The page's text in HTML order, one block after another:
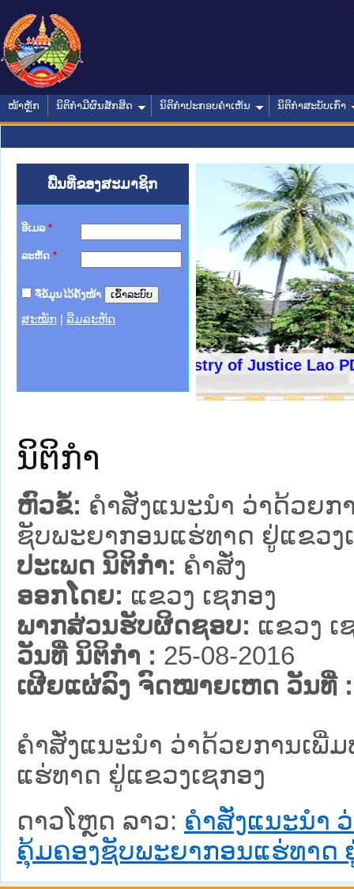
ໜ້າຫຼັກ ນິຕິກໍາມີຜົນສັກສິດ ນິຕິກໍາປະກອບຄໍາເຫັນ ນິຕິກໍາສະບັບເກົ່າ
ພື້ນທີ່ຂອງສະມາຊິກ
ອີເມລ *
ລະຫັດ *
ຈື່ຂໍ້ມູນໄວ້ຄັ້ງໜ້າ
ສະໝັກ ລືມລະຫັດ
Ministry of Justice Lao PDR
ຊາຊົນ ພາກເໜືອ
ການ
ກາງ
ກໃຕ້
ນຕຳຫຼວດປະຊາຊົນ
ສັນຕິບານປະຊາຊົນ
ກເໜືອ
ຊາຊົນ ພາກກາງ
ນິຕິກໍາ
ຫົວຂໍ້: ຄຳສັ່ງແນະນຳ ວ່າດ້ວຍກ
ຊັບພະຍາກອນແຮ່ທາດ ຢູ່ແຂວງ
ປະເພດ ນິຕິກໍາ: ຄໍາສັ່ງ
ອອກໂດຍ: ແຂວງ ເຊກອງ
ພາກສ່ວນຮັບຜິດຊອບ: ແຂວງ ເ
ວັນທີ່ ນິຕິກໍາ : 25-08-2016
ເຜີຍແຜ່ລົງ ຈົດໝາຍເຫດ ວັນທີ່ :
ຄຳສັ່ງແນະນຳ ວ່າດ້ວຍການເພີ່
ແຮ່ທາດ ຢູ່ແຂວງເຊກອງ
ດາວໂຫຼດ ລາວ: ຄຳສັ່ງແນະນຳ
ຄຸ້ມຄອງຊັບພະຍາກອນແຮ່ທາດ